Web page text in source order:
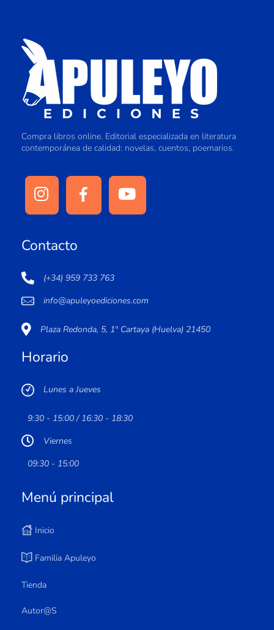
Compra libros online. Editorial especializada en literatura
contemporánea de calidad: novelas, cuentos, poemarios.
Contacto
(+34) 959 733 763
info@apuleyoediciones.com
Plaza Redonda, 5, 1º Cartaya (Huelva) 21450
Horario
Lunes a Jueves
9:30 - 15:00 / 16:30 - 18:30
Viernes
09:30 - 15:00
Menú principal
Inicio
Familia Apuleyo
Tienda
Autor@s